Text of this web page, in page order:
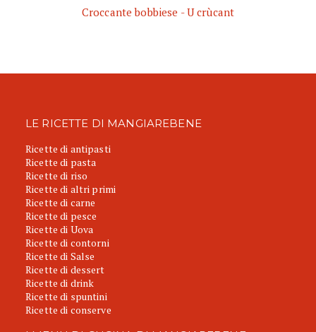
Croccante bobbiese - U crùcant
LE RICETTE DI MANGIAREBENE
Ricette di antipasti
Ricette di pasta
Ricette di riso
Ricette di altri primi
Ricette di carne
Ricette di pesce
Ricette di Uova
Ricette di contorni
Ricette di Salse
Ricette di dessert
Ricette di drink
Ricette di spuntini
Ricette di conserve